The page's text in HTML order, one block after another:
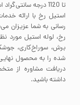
تا 1120 درجه سانتی‌گراد است و پس از آن باید به سرعت خنک شوند.
استیل رخ با ارائه
رسانی به شما عزیزان
رخ، لوله استیل مورد
برش، سوراخ‌کاری،
شده را به محصول نهایی
دریافت مشاوره از
داشته باشید.